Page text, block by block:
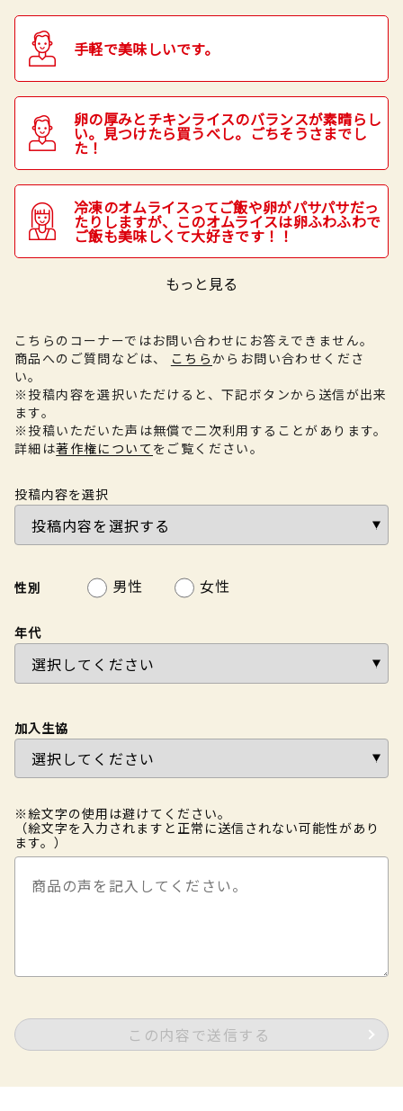
手軽で美味しいです。
卵の厚みとチキンライスのバランスが素晴らし
い。見つけたら買うべし。ごちそうさまでし
た！
冷凍のオムライスってご飯や卵がパサパサだっ
たりしますが、このオムライスは卵ふわふわで
ご飯も美味しくて大好きです！！
もっと見る
こちらのコーナーではお問い合わせにお答えできません。
商品へのご質問などは、
こちらからお問い合わせくださ
い。
※投稿内容を選択いただけると、下記ボタンから送信が出来
ます。
※投稿いただいた声は無償で二次利用することがあります。
詳細は著作権について をご覧ください。
投稿内容を選択
性別 男性 女性
年代
加入生協
※絵文字の使用は避けてください。
（絵文字を入力されますと正常に送信されない可能性があり
ます。）
この内容で送信する